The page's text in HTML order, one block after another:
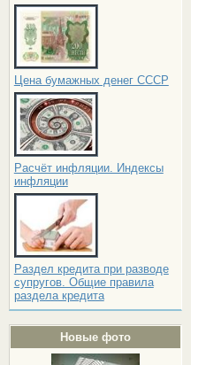
Цена бумажных денег СССР
Расчёт инфляции. Индексы
инфляции
Раздел кредита при разводе
супругов. Общие правила
раздела кредита
Новые фото